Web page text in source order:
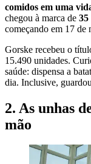
comidos em uma
chegou à marca de 35
começando em 17 de
Gorske recebeu o
15.490 unidades.
saúde: dispensa a
dia. Inclusive,
2. As unhas
mão